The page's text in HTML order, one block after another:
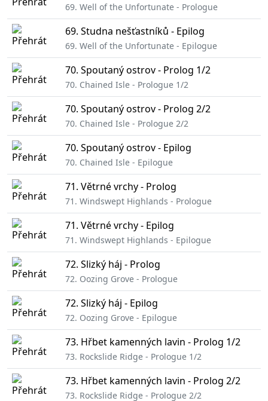
69. Well of the Unfortunate - Prologue
69. Studna nešťastníků - Epilog
69. Well of the Unfortunate - Epilogue
70. Spoutaný ostrov - Prolog 1/2
70. Chained Isle - Prologue 1/2
70. Spoutaný ostrov - Prolog 2/2
70. Chained Isle - Prologue 2/2
70. Spoutaný ostrov - Epilog
70. Chained Isle - Epilogue
71. Větrné vrchy - Prolog
71. Windswept Highlands - Prologue
71. Větrné vrchy - Epilog
71. Windswept Highlands - Epilogue
72. Slizký háj - Prolog
72. Oozing Grove - Prologue
72. Slizký háj - Epilog
72. Oozing Grove - Epilogue
73. Hřbet kamenných lavin - Prolog 1/2
73. Rockslide Ridge - Prologue 1/2
73. Hřbet kamenných lavin - Prolog 2/2
73. Rockslide Ridge - Prologue 2/2